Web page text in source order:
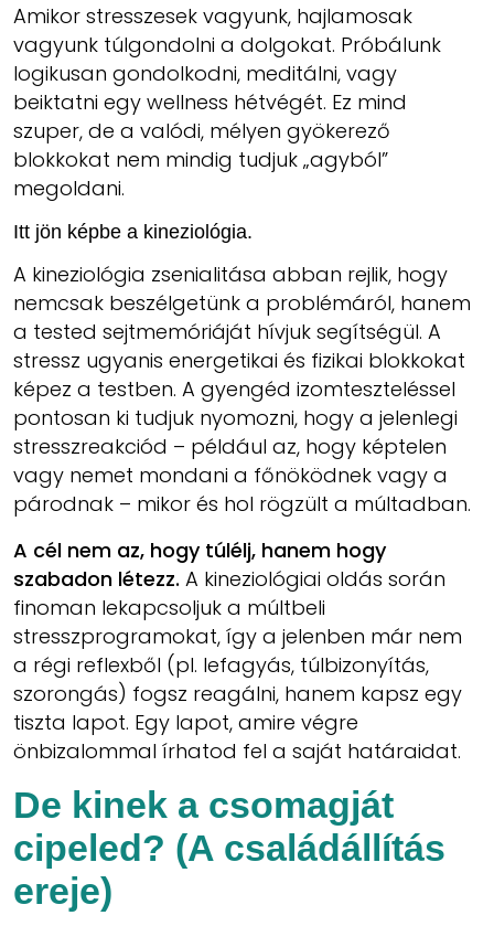
Amikor stresszesek vagyunk, hajlamosak
vagyunk túlgondolni a dolgokat. Próbálunk
logikusan gondolkodni, meditálni, vagy
beiktatni egy wellness hétvégét. Ez mind
szuper, de a valódi, mélyen gyökerező
blokkokat nem mindig tudjuk „agyból”
megoldani.
Itt jön képbe a kineziológia.
A kineziológia zsenialitása abban rejlik, hogy
nemcsak beszélgetünk a problémáról, hanem
a tested sejtmemóriáját hívjuk segítségül. A
stressz ugyanis energetikai és fizikai blokkokat
képez a testben. A gyengéd izomteszteléssel
pontosan ki tudjuk nyomozni, hogy a jelenlegi
stresszreakciód – például az, hogy képtelen
vagy nemet mondani a főnöködnek vagy a
párodnak – mikor és hol rögzült a múltadban.
A cél nem az, hogy túlélj, hanem hogy
szabadon létezz. A kineziológiai oldás során
finoman lekapcsoljuk a múltbeli
stresszprogramokat, így a jelenben már nem
a régi reflexből (pl. lefagyás, túlbizonyítás,
szorongás) fogsz reagálni, hanem kapsz egy
tiszta lapot. Egy lapot, amire végre
önbizalommal írhatod fel a saját határaidat.
De kinek a csomagját
cipeled? (A családállítás
ereje)